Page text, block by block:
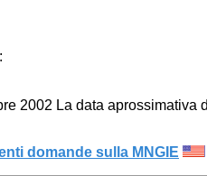
2002 La data aprossimativa
domande sulla MNGIE